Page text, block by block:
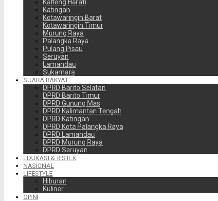
Kalteng Harati
Katingan
Kotawaringin Barat
Kotawaringin Timur
Murung Raya
Palangka Raya
Pulang Pisau
Seruyan
Lamandau
Sukamara
SUARA RAKYAT
DPRD Barito Selatan
DPRD Barito Timur
DPRD Gunung Mas
DPRD Kalimantan Tengah
DPRD Katingan
DPRD Kota Palangka Raya
DPRD Lamandau
DPRD Murung Raya
DPRD Seruyan
EDUKASI & RISTEK
NASIONAL
LIFESTYLE
Hiburan
Kuliner
OPINI